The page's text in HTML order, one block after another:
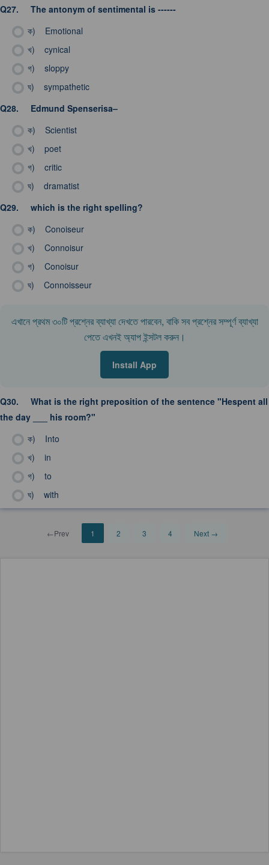
Q27.
The antonym of sentimental is ------
ক)
Emotional
খ)
cynical
গ)
sloppy
ঘ)
sympathetic
Q28.
Edmund Spenserisa–
ক)
Scientist
খ)
poet
গ)
critic
ঘ)
dramatist
Q29.
which is the right spelling?
ক)
Conoiseur
খ)
Connoisur
গ)
Conoisur
ঘ)
Connoisseur
এখানে প্রথম ৩০টি প্রশ্নের ব্যাখ্যা দেখতে পারবেন, বাকি সব প্রশ্নের সম্পূর্ণ ব্যাখ্যা
পেতে এখনই অ্যাপ ইন্সটল করুন।
Install App
Q30.
What is the right preposition of the sentence "Hespent all
the day ___ his room?"
ক)
Into
খ)
in
গ)
to
ঘ)
with
←Prev 1 2 3 4 Next →